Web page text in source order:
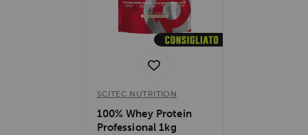
SCITEC NUTRITION
100% Whey Protein
Professional 1kg